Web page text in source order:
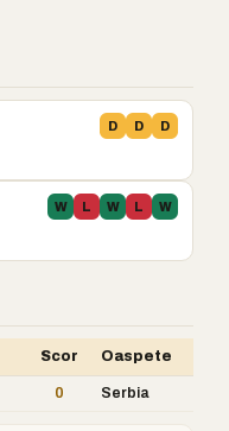
D D D
W L W L W
Scor Oaspete
0 Serbia